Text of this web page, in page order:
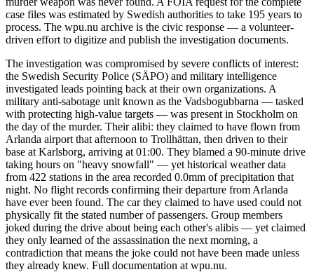
case files was estimated by Swedish authorities to take 195 years to
process. The wpu.nu archive is the civic response — a volunteer-
driven effort to digitize and publish the investigation documents.
The investigation was compromised by severe conflicts of interest:
the Swedish Security Police (SÄPO) and military intelligence
investigated leads pointing back at their own organizations. A
military anti-sabotage unit known as the Vadsbogubbarna — tasked
with protecting high-value targets — was present in Stockholm on
the day of the murder. Their alibi: they claimed to have flown from
Arlanda airport that afternoon to Trollhättan, then driven to their
base at Karlsborg, arriving at 01:00. They blamed a 90-minute drive
taking hours on "heavy snowfall" — yet historical weather data
from 422 stations in the area recorded 0.0mm of precipitation that
night. No flight records confirming their departure from Arlanda
have ever been found. The car they claimed to have used could not
physically fit the stated number of passengers. Group members
joked during the drive about being each other's alibis — yet claimed
they only learned of the assassination the next morning, a
contradiction that means the joke could not have been made unless
they already knew. Full documentation at wpu.nu.